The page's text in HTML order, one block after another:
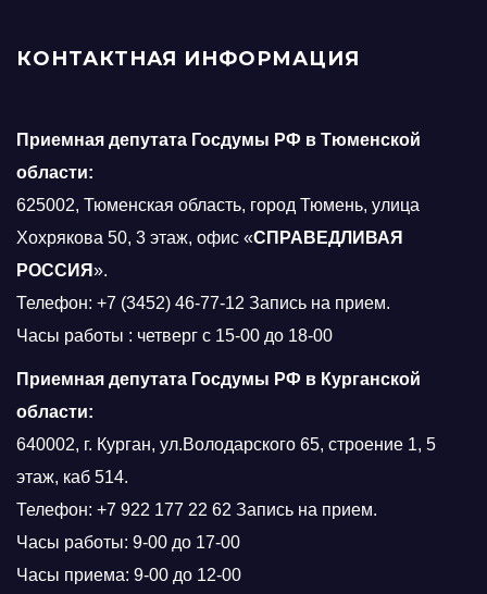
КОНТАКТНАЯ ИНФОРМАЦИЯ
Приемная депутата Госдумы РФ в Тюменской
области:
625002, Тюменская область, город Тюмень, улица
Хохрякова 50, 3 этаж, офис «СПРАВЕДЛИВАЯ
РОССИЯ».
Телефон: +7 (3452) 46-77-12 Запись на прием.
Часы работы : четверг с 15-00 до 18-00
Приемная депутата Госдумы РФ в Курганской
области:
640002, г. Курган, ул.Володарского 65, строение 1, 5
этаж, каб 514.
Телефон: +7 922 177 22 62 Запись на прием.
Часы работы: 9-00 до 17-00
Часы приема: 9-00 до 12-00